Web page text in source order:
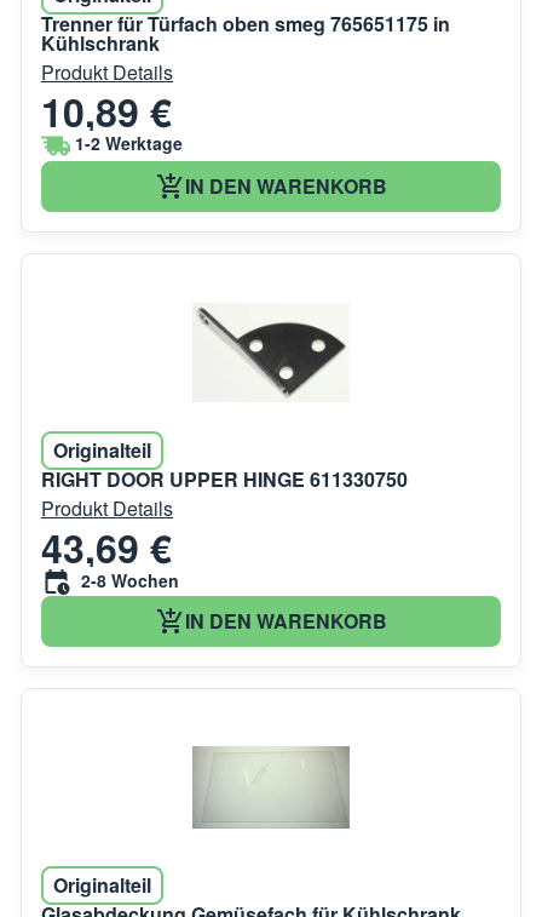
Trenner für Türfach oben smeg 765651175 in
Kühlschrank
Produkt Details
10,89 €
1-2 Werktage
IN DEN WARENKORB
Originalteil
RIGHT DOOR UPPER HINGE 611330750
Produkt Details
43,69 €
2-8 Wochen
IN DEN WARENKORB
Originalteil